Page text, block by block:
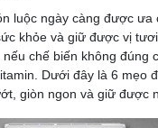
luộc ngày càng được
khỏe và giữ được vị
nếu chế biến không đúng
Dưới đây là 6 mẹo
giòn ngon và giữ được